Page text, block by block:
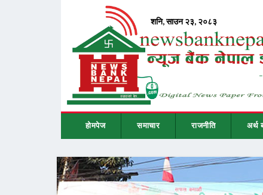
होमपेज समाचार राजनीति अर्थ